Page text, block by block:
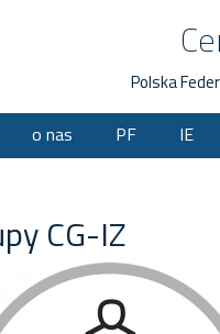
Polska
o nas PF IE
CG-IZ